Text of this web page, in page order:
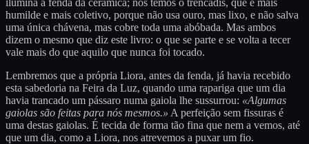
ilumina a fenda da cerâmica; nós temos o trencadís, que é mais
humilde e mais coletivo, porque não usa ouro, mas lixo, e não salva
uma única chávena, mas cobre toda uma abóbada. Mas ambos
dizem o mesmo que diz este livro: o que se parte e se volta a tecer
vale mais do que aquilo que nunca foi tocado.
Lembremos que a própria Liora, antes da fenda, já havia recebido
esta sabedoria na Feira da Luz, quando uma rapariga que um dia
havia trancado um pássaro numa gaiola lhe sussurrou: «Algumas
gaiolas são feitas para nós mesmos.» A perfeição sem fissuras é
uma destas gaiolas. É tecida de forma tão fina que nem a vemos, até
que um dia, como a Liora, nos atrevemos a puxar um fio.